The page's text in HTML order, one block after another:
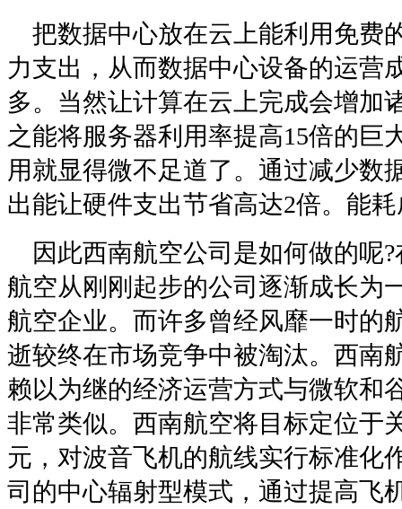
把数据中心放在云上能利用免费
力支出，从而数据中心设备的运营
多。当然让计算在云上完成会增加
之能将服务器利用率提高15倍的巨
用就显得微不足道了。通过减少数
出能让硬件支出节省高达2倍。能
因此西南航空公司是如何做的呢?
航空从刚刚起步的公司逐渐成长为
航空企业。而许多曾经风靡一时的
逝较终在市场竞争中被淘汰。西南
赖以为继的经济运营方式与微软和
非常类似。西南航空将目标定位于
元，对波音飞机的航线实行标准化
司的中心辐射型模式，通过提高飞